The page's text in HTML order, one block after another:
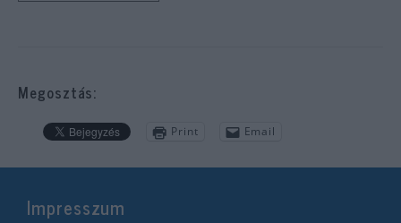
Megosztás:
Print Email
Impresszum